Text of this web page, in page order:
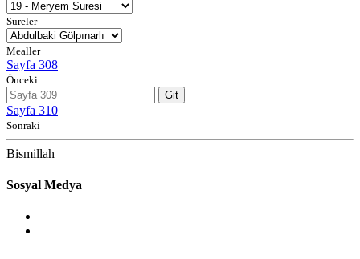
Sureler
Mealler
Sayfa 308
Önceki
Git
Sayfa 310
Sonraki
Bismillah
Sosyal Medya